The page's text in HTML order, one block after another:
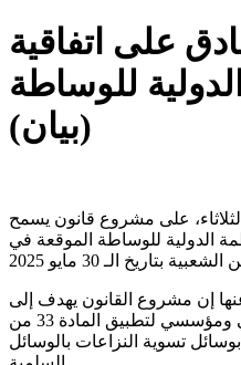
على اﺗﻔﺎﻗﻴﺔ
ﻟﻠﻮﺳﺎﻃﺔ
(بيان)
على ﻣﺸﺮوع ﻗﺎﻧﻮن ﻳﺴﻤﺢ
اﻟﺪوﻟﻴﺔ ﻟﻠﻮﺳﺎﻃﺔ اﻟﻤﻮﻗﻌﺔ ﻓﻲ
إن ﻣﺸﺮوع اﻟﻘﺎﻧﻮن يهدف إﻟﻰ
اﻟﻤﺼﺎدﻗﺔ ﻋﻠﻰ إﻧﺸﺎء إﻃﺎر ﻗﺎﻧﻮﻧﻲ وﻣﺆﺳﺴﻲ ﻟﺘﻄﺒﻴﻖ اﻟﻤﺎدة 33 ﻣﻦ
ﺗﺴﻮﻳﺔ اﻟﻨﺰاﻋﺎت ﺑﺎﻟﻮﺳﺎﺋﻞ